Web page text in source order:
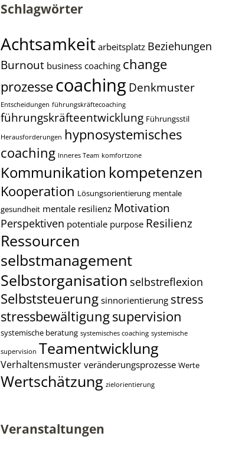
Schlagwörter
Achtsamkeit arbeitsplatz Beziehungen
Burnout business coaching change
prozessecoaching Denkmuster
Entscheidungen führungskräftecoaching
führungskräfteentwicklung Führungsstil
Herausforderungen hypnosystemisches
coaching Inneres Team komfortzone
Kommunikation kompetenzen
Kooperation Lösungsorientierung mentale
gesundheit mentale resilienz Motivation
Perspektiven potentiale purpose Resilienz
Ressourcen
selbstmanagement
Selbstorganisation selbstreflexion
Selbststeuerung sinnorientierung stress
stressbewältigungsupervision
systemische beratung systemisches coaching systemische
supervision Teamentwicklung
Verhaltensmuster veränderungsprozesse Werte
Wertschätzung zielorientierung
Veranstaltungen